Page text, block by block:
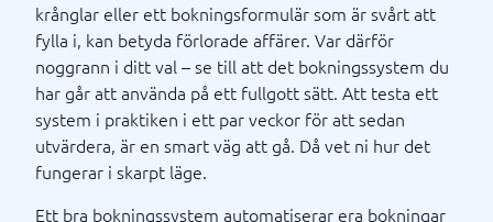
krånglar eller ett bokningsformulär som är svårt att
fylla i, kan betyda förlorade affärer. Var därför
noggrann i ditt val – se till att det bokningssystem du
har går att använda på ett fullgott sätt. Att testa ett
system i praktiken i ett par veckor för att sedan
utvärdera, är en smart väg att gå. Då vet ni hur det
fungerar i skarpt läge.
Ett bra bokningssystem automatiserar era bokningar